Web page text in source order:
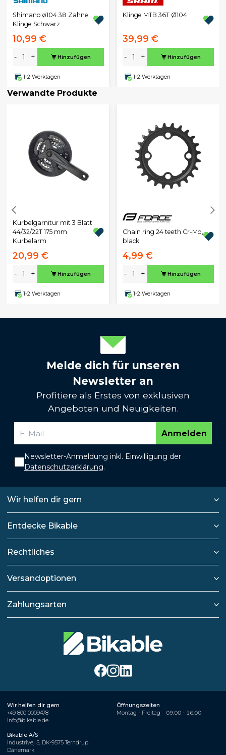
Shimano ø104 38 Zähne
Klinge Schwarz
10,99 €
- + Hinzufügen
1-2 Werktagen
Klinge MTB 36T Ø104
39,99 €
- + Hinzufügen
1-2 Werktagen
Verwandte Produkte
Kurbelgarnitur mit 3 Blatt
44/32/22T 175 mm
Kurbelarm
20,99 €
- + Hinzufügen
1-2 Werktagen
Chain ring 24 teeth Cr-Mo,
black
4,99 €
- + Hinzufügen
1-2 Werktagen
Melde dich für unseren
Newsletter an
Profitiere als Erstes von exklusiven
Angeboten und Neuigkeiten.
Anmelden
Newsletter-Anmeldung inkl. Einwilligung der
Datenschutzerklärung.
Wir helfen dir gern
Entdecke Bikable
Rechtliches
Versandoptionen
Zahlungsarten
Wir helfen dir gern
+49 800 0009478
info@bikable.de
Öffnungszeiten
Montag - Freitag
09:00 - 16:00
Bikable A/S
Industrivej 5, DK-9575 Terndrup
Dänemark